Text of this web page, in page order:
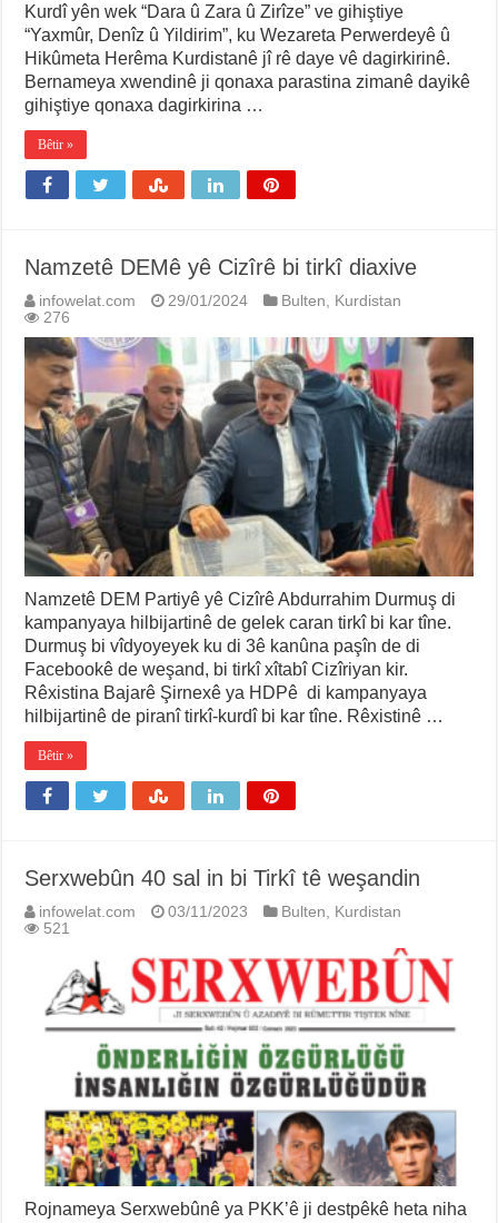
Kurdî yên wek “Dara û Zara û Zirîze” ve gihiştiye
“Yaxmûr, Denîz û Yildirim”, ku Wezareta Perwerdeyê û
Hikûmeta Herêma Kurdistanê jî rê daye vê dagirkirinê.
Bernameya xwendinê ji qonaxa parastina zimanê dayikê
gihiştiye qonaxa dagirkirina …
Bêtir »
Namzetê DEMê yê Cizîrê bi tirkî diaxive
infowelat.com 29/01/2024 Bulten
Kurdistan
276
Namzetê DEM Partiyê yê Cizîrê Abdurrahim Durmuş di
kampanyaya hilbijartinê de gelek caran tirkî bi kar tîne.
Durmuş bi vîdyoyeyek ku di 3ê kanûna paşîn de di
Facebookê de weşand, bi tirkî xîtabî Cizîriyan kir.
Rêxistina Bajarê Şirnexê ya HDPê di kampanyaya
hilbijartinê de piranî tirkî-kurdî bi kar tîne. Rêxistinê …
Bêtir »
Serxwebûn 40 sal in bi Tirkî tê weşandin
infowelat.com 03/11/2023 Bulten
Kurdistan
521
Rojnameya Serxwebûnê ya PKK’ê ji destpêkê heta niha